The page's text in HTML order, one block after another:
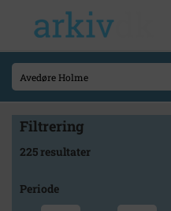
Filtrering
225 resultater
Periode